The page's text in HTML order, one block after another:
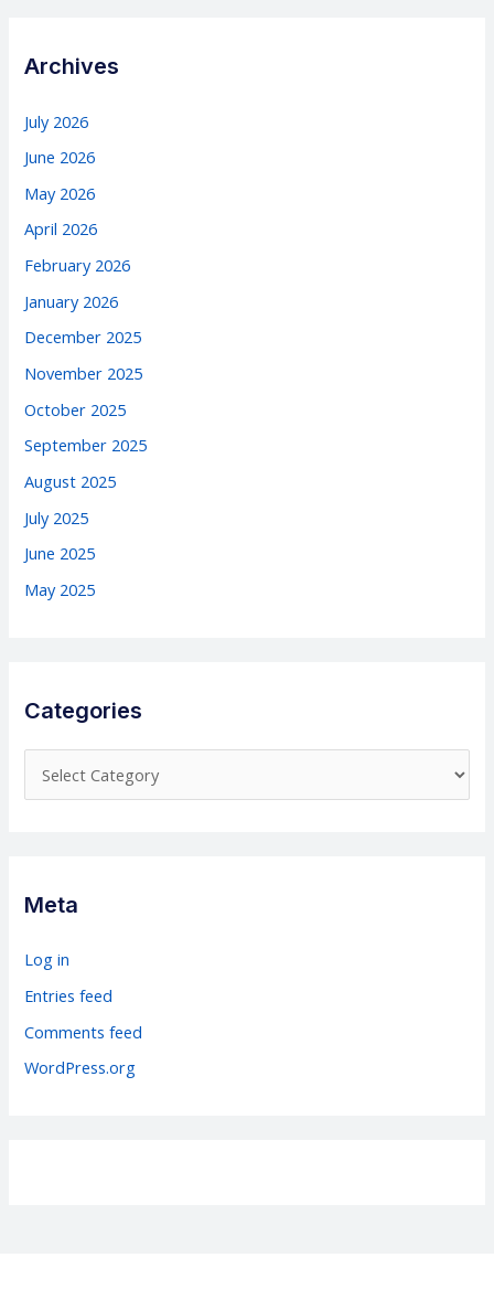
Archives
July 2026
June 2026
May 2026
April 2026
February 2026
January 2026
December 2025
November 2025
October 2025
September 2025
August 2025
July 2025
June 2025
May 2025
Categories
a
g
r
i
Meta
Log in
Entries feed
Comments feed
WordPress.org